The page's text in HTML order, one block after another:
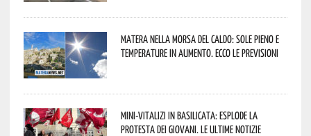
Matera nella morsa del caldo: sole pieno e
temperature in aumento. Ecco le previsioni
Mini-vitalizi in Basilicata: esplode la
protesta dei giovani. Le ultime notizie